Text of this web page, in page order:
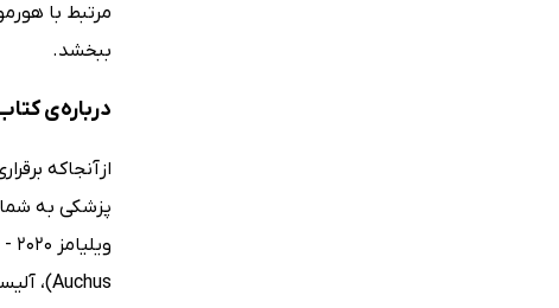
مرتبط با
ببخشد.
درباره‌ی کتاب
ازآنجاکه
پزشکی به